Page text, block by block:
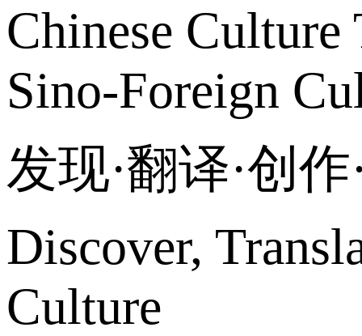
Chinese
Sino-Foreign
发现·翻译·创
Discover,
Culture